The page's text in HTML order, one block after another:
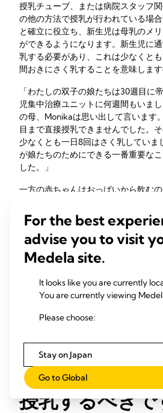
授乳チューブ、または病院スタッフ
の他の方法で授乳が行われている場
と確立に役立ち、新生児は母乳のメ
ができるようになります。新生児に
乳する必要があり、これは少なくと
間おきにさく乳することを意味します
「わたしの双子の娘たちは30週目に
児集中治療ユニットに何週間もいま
の母、Monikaは思い出して言います
目まで直接授乳できませんでした。そ
少なくとも一日8回はさく乳していま
が娘たちのためにできる一番重要な
した。」
一方の赤ちゃんはおっぱいから飲む
ど、もう一方の赤ちゃんにはまださ
合があるかもしれません。このよう
ま方は力が強い方の子には直接授乳
の子のためにさく乳することが最も
母乳は、壊死性腸炎（NEC）や敗血
明されています5 。そのため、多胎児
ことができる場合は、最高のスター
と知ることでご自身を安心させること
双子は一緒に授
きですか、また
授乳するべきで
For the best
advise you to visit
Medela site.
It looks like you are currently
You are currently viewing
Please choose:
Stay on Japan
Go to Global